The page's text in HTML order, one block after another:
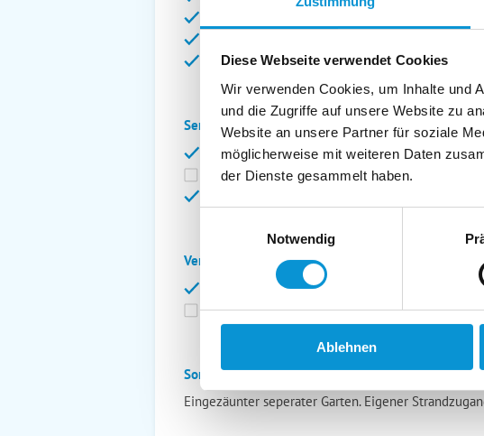
Diese Webseite verwendet Cookies
Wir verwenden Cookies, um Inhalte und
und die Zugriffe auf unsere Website zu
Website an unsere Partner für soziale
möglicherweise mit weiteren Daten
der Dienste gesammelt haben.
Notwendig
Ablehnen
Balkon
Abstellraum
Service:
Bettwäsche inkl.
Geschirrtücher
Fahrräder
Strandkorb am
Verpflegung:
Brötchenservice
Frühstück
Vollpension möglich
Sonstiges:
Eingezäunter seperater Garten. Eigener